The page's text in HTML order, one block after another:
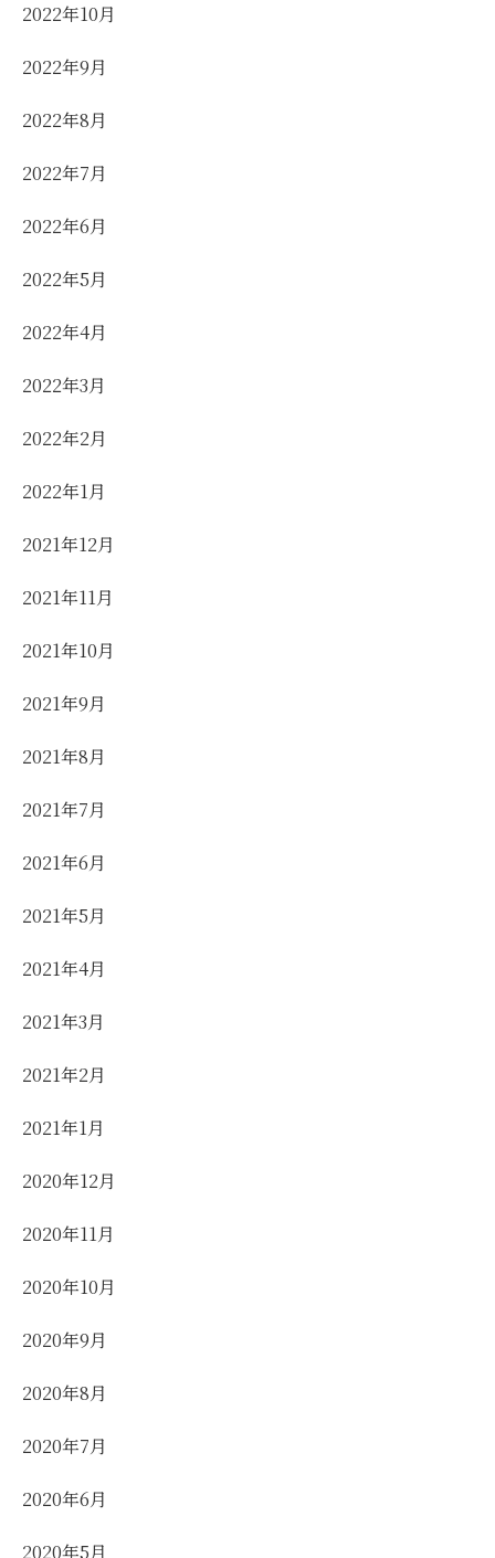
2022年10月
2022年9月
2022年8月
2022年7月
2022年6月
2022年5月
2022年4月
2022年3月
2022年2月
2022年1月
2021年12月
2021年11月
2021年10月
2021年9月
2021年8月
2021年7月
2021年6月
2021年5月
2021年4月
2021年3月
2021年2月
2021年1月
2020年12月
2020年11月
2020年10月
2020年9月
2020年8月
2020年7月
2020年6月
2020年5月